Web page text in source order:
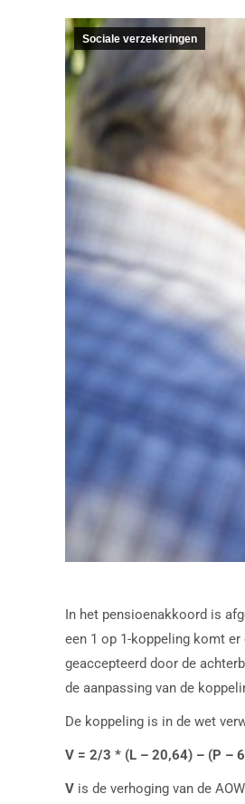
Sociale verzekeringen
In het pensioenakkoord is
een 1 op 1-koppeling komt
geaccepteerd door de
de aanpassing van de
De koppeling is in de wet
V = 2/3 * (L – 20,64) – (P –
V is de verhoging van de